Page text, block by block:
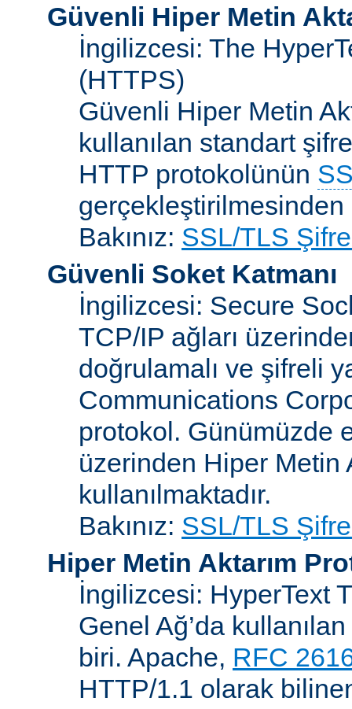
Güvenli Hiper Metin
İngilizcesi: The
(HTTPS)
Güvenli Hiper Metin
kullanılan standart
HTTP protokolünün
Bakınız: SSL/TLS
Güvenli Soket Katmanı
İngilizcesi: Secure
TCP/IP ağları
doğrulamalı ve şifreli
Communications
protokol. Günümüzde
üzerinden Hiper Metin
kullanılmaktadır.
Bakınız: SSL/TLS
Hiper Metin Aktarım
İngilizcesi: HyperText
Genel Ağ’da
biri. Apache, RFC
HTTP/1.1 olarak